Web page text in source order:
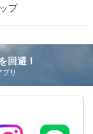
プ
回避！
リ